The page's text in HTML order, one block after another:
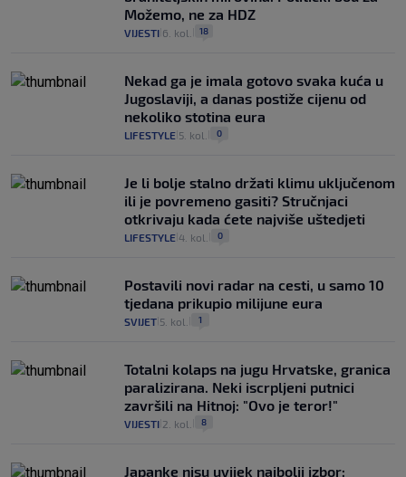
Možemo, ne za HDZ
VIJESTI 6. kol. 18
Nekad ga je imala gotovo svaka kuća u
Jugoslaviji, a danas postiže cijenu od
nekoliko stotina eura
LIFESTYLE 5. kol. 0
Je li bolje stalno držati klimu uključenom
ili je povremeno gasiti? Stručnjaci
otkrivaju kada ćete najviše uštedjeti
LIFESTYLE 4. kol. 0
Postavili novi radar na cesti, u samo 10
tjedana prikupio milijune eura
SVIJET 5. kol. 1
Totalni kolaps na jugu Hrvatske, granica
paralizirana. Neki iscrpljeni putnici
završili na Hitnoj: "Ovo je teror!"
VIJESTI 2. kol. 8
Japanke nisu uvijek najbolji izbor: